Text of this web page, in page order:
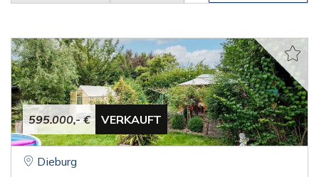
595.000,- € VERKAUFT
Dieburg